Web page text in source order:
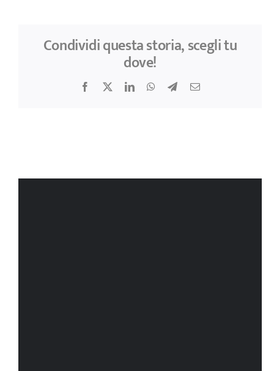
Condividi questa storia, scegli tu
dove!
Facebook
X LinkedInWhatsApp
TelegramEmail